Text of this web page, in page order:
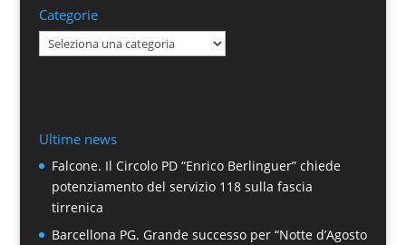
Categorie
Categorie
Ultime news
Falcone. Il Circolo PD “Enrico Berlinguer” chiede
potenziamento del servizio 118 sulla fascia
tirrenica
Barcellona PG. Grande successo per “Notte d’Agosto